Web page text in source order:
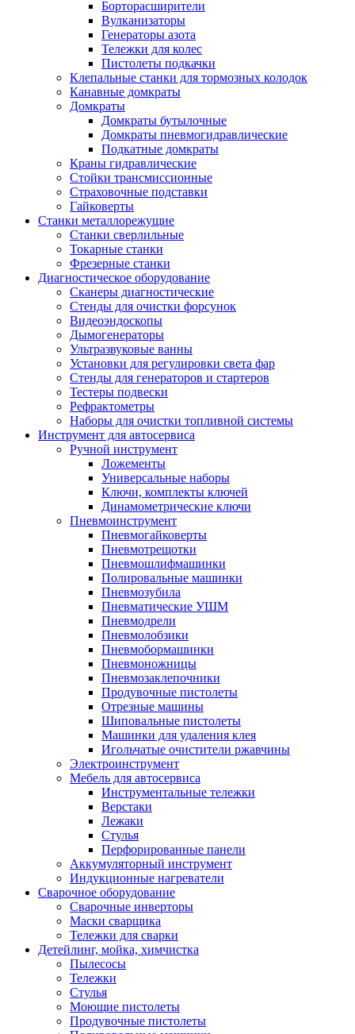
Борторасширители
Вулканизаторы
Генераторы азота
Тележки для колес
Пистолеты подкачки
Клепальные станки для тормозных колодок
Канавные домкраты
Домкраты
Домкраты бутылочные
Домкраты пневмогидравлические
Подкатные домкраты
Краны гидравлические
Стойки трансмиссионные
Страховочные подставки
Гайковерты
Станки металлорежущие
Станки сверлильные
Токарные станки
Фрезерные станки
Диагностическое оборудование
Сканеры диагностические
Стенды для очистки форсунок
Видеоэндоскопы
Дымогенераторы
Ультразвуковые ванны
Установки для регулировки света фар
Стенды для генераторов и стартеров
Тестеры подвески
Рефрактометры
Наборы для очистки топливной системы
Инструмент для автосервиса
Ручной инструмент
Ложементы
Универсальные наборы
Ключи, комплекты ключей
Динамометрические ключи
Пневмоинструмент
Пневмогайковерты
Пневмотрещотки
Пневмошлифмашинки
Полировальные машинки
Пневмозубила
Пневматические УШМ
Пневмодрели
Пневмолобзики
Пневмобормашинки
Пневмоножницы
Пневмозаклепочники
Продувочные пистолеты
Отрезные машины
Шиповальные пистолеты
Машинки для удаления клея
Игольчатые очистители ржавчины
Электроинструмент
Мебель для автосервиса
Инструментальные тележки
Верстаки
Лежаки
Стулья
Перфорированные панели
Аккумуляторный инструмент
Индукционные нагреватели
Сварочное оборудование
Сварочные инверторы
Маски сварщика
Тележки для сварки
Детейлинг, мойка, химчистка
Пылесосы
Тележки
Стулья
Моющие пистолеты
Продувочные пистолеты